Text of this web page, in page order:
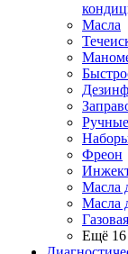
Масла
Фреон
Масла
Масла
Ещё 16